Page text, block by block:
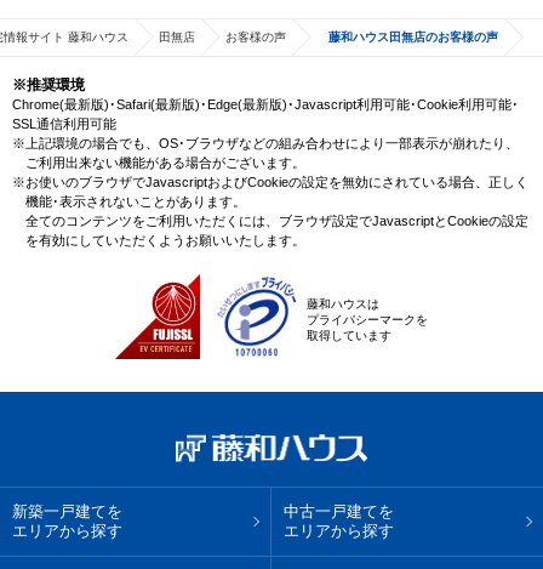
報サイト 藤和ハウス 田無店 お客様の声 藤和ハウス田無店のお客様の声
※推奨環境
Chrome(最新版)･Safari(最新版)･Edge(最新版)･Javascript利用可能･Cookie利用可能･
SSL通信利用可能
※上記環境の場合でも、OS･ブラウザなどの組み合わせにより一部表示が崩れたり、
ご利用出来ない機能がある場合がございます。
※お使いのブラウザでJavascriptおよびCookieの設定を無効にされている場合、正しく
機能･表示されないことがあります。
全てのコンテンツをご利用いただくには、ブラウザ設定でJavascriptとCookieの設定
を有効にしていただくようお願いいたします。
藤和ハウスは
プライバシーマークを
取得しています
新築一戸建てを
エリアから探す
中古一戸建てを
エリアから探す